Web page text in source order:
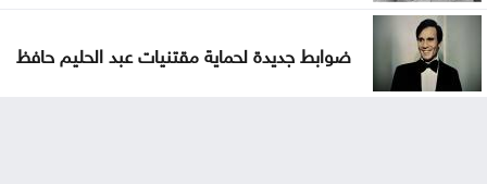
ضوابط جديدة لحماية مقتنيات عبد الحليم حافظ